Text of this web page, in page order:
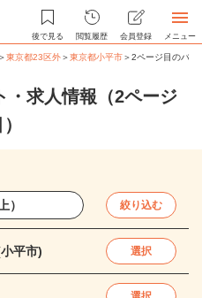
後で見る 閲覧履歴 会員登録 メニュー
＞東京都23区外＞東京都小平市＞2ページ目のバイ
・求人情報（2ページ
絞り込む
平市) 選択